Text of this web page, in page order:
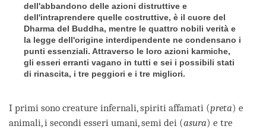
dell'abbandono delle azioni distruttive e
dell'intraprendere quelle costruttive, è il cuore del
Dharma del Buddha, mentre le quattro nobili verità e
la legge dell'origine interdipendente ne condensano i
punti essenziali. Attraverso le loro azioni karmiche,
gli esseri erranti vagano in tutti e sei i possibili stati
di rinascita, i tre peggiori e i tre migliori.
I primi sono creature infernali, spiriti affamati (preta) e
animali, i secondi esseri umani, semi dei (asura) e tre